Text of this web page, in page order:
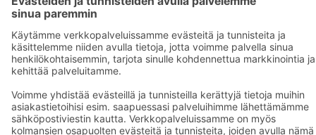
Yhteishyvä Ruoka -sovellus
Prisma.fi
Sokos.fi
S-Pankki
Sokos Hotels
Raflaamo